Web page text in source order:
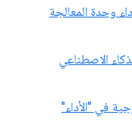
وحدة المعالجة
الاصطناعي
في "الأداء"